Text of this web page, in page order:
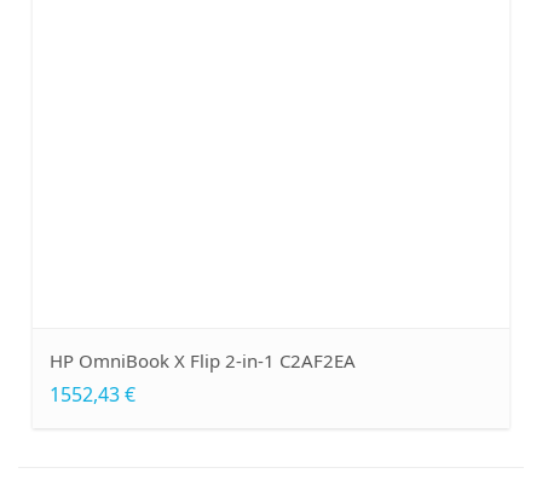
HP OmniBook X Flip 2-in-1 C2AF2EA
1552,43 €